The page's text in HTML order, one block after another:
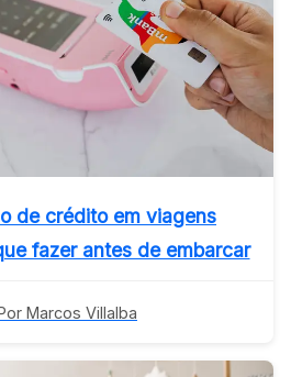
de crédito em viagens
fazer antes de embarcar
Marcos Villalba